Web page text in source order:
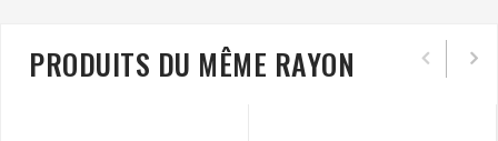
PRODUITS DU MÊME RAYON